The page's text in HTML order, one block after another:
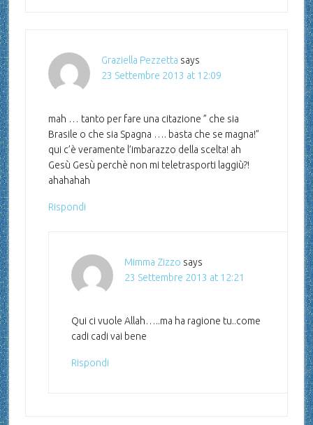
Graziella Pezzetta says
23 Settembre 2013 at 12:09
mah … tanto per fare una citazione ” che sia
Brasile o che sia Spagna …. basta che se magna!”
qui c’è veramente l’imbarazzo della scelta! ah
Gesù Gesù perchè non mi teletrasporti laggiù?!
ahahahah
Rispondi
Mimma Zizzo says
23 Settembre 2013 at 12:21
Qui ci vuole Allah…..ma ha ragione tu..come
cadi cadi vai bene
Rispondi